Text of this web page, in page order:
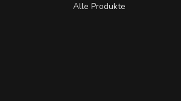
Alle Produkte